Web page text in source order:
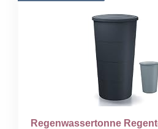
Regenwassertonne